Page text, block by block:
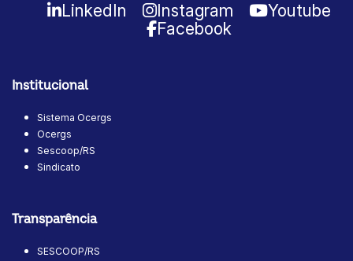
LinkedIn Instagram
Youtube
Facebook
Institucional
Sistema Ocergs
Ocergs
Sescoop/RS
Sindicato
Transparência
SESCOOP/RS